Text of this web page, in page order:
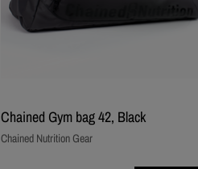
Chained Gym bag 42, Black
Chained Nutrition Gear